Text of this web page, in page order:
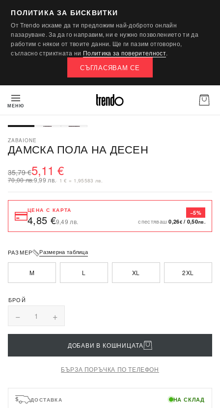
ПОЛИТИКА ЗА БИСКВИТКИ
От Trendo искаме да ти предложим най-доброто онлайн
пазаруване. За да го направим, ни е нужно позволението ти да
работим с някои от твоите данни. Ще ги пазим отговорно,
съгласно стриктната ни Политика за поверителност.
СЪГЛАСЯВАМ СЕ
МЕНЮ
ZABAIONE
ДАМСКА ПОЛА НА ДЕСЕН
35,79 €5,11 €
70,00 лв.9,99 лв.· 1 € = 1,95583 лв.
ЦЕНА С КАРТА
4,85 €9,49 лв.
−5%
спестяваш0,26€/ 0,50лв.
РАЗМЕР Размерна таблица
M L XL 2XL
− 1 +
ДОБАВИ В КОШНИЦАТА
БЪРЗА ПОРЪЧКА ПО ТЕЛЕФОН
ДОСТАВКА НА СКЛАД